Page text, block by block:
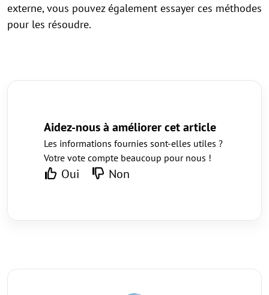
externe, vous pouvez également essayer ces méthodes
pour les résoudre.
Aidez-nous à améliorer cet article
Les informations fournies sont-elles utiles ?
Votre vote compte beaucoup pour nous !
Oui Non